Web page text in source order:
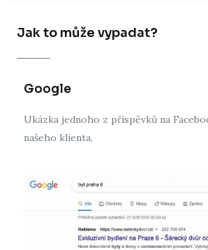
Jak to může vypadat?
Google
Ukázka jednoho z příspěvků na
našeho klienta.